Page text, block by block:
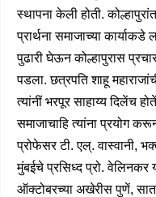
स्थापना केली होती.
प्रार्थना समाजाच्या कार्याकडे
पुढारी घेऊन कोल्हापुरास
पडला. छत्रपति शाहू
त्यांनीं भरपूर साहाय्य दिलेंच
समाजाचाहि त्यांना प्रयोग
प्रोफेसर टी. एल्. वास्वानी,
मुंबईचे प्रसिध्द प्रो. वेलिनकर
ऑक्टोबरच्या अखेरीस पुणें,